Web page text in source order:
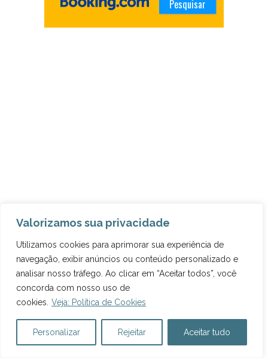
Valorizamos sua privacidade
Utilizamos cookies para aprimorar sua experiência de
navegação, exibir anúncios ou conteúdo personalizado e
analisar nosso tráfego. Ao clicar em “Aceitar todos”, você
concorda com nosso uso de
cookies. Veja: Política de Cookies
Personalizar Rejeitar Aceitar tudo
ARQUIVOS DO BLOG